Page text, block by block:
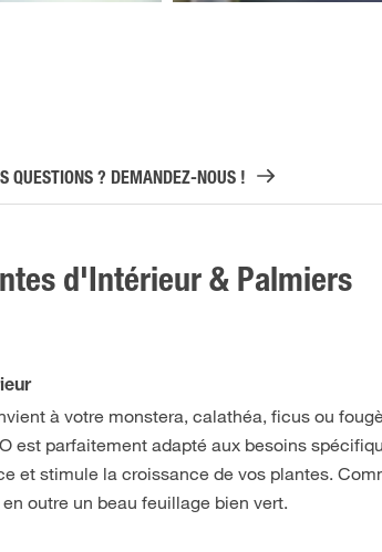
QUESTIONS ? DEMANDEZ-NOUS !
d'Intérieur & Palmiers
à votre monstera, calathéa, ficus ou
est parfaitement adapté aux besoins
et stimule la croissance de vos plantes.
outre un beau feuillage bien vert.